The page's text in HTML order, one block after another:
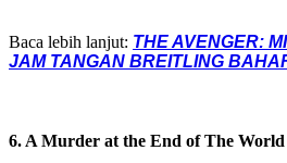
Baca lebih lanjut: THE AVENGER:
JAM TANGAN BREITLING
6. A Murder at the End of The